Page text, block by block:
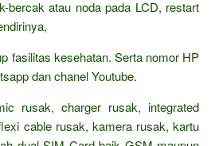
bercak atau noda pada LCD, restart
fasilitas kesehatan. Serta nomor HP
dan chanel Youtube.
rusak, charger rusak, integrated
cable rusak, kamera rusak, kartu